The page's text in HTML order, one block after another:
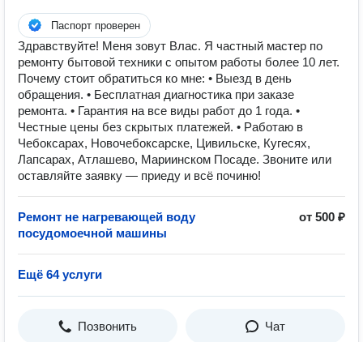
Паспорт проверен
Здравствуйте! Меня зовут Влас. Я частный мастер по
ремонту бытовой техники с опытом работы более 10 лет.
Почему стоит обратиться ко мне: • Выезд в день
обращения. • Бесплатная диагностика при заказе
ремонта. • Гарантия на все виды работ до 1 года. •
Честные цены без скрытых платежей. • Работаю в
Чебоксарах, Новочебоксарске, Цивильске, Кугесях,
Лапсарах, Атлашево, Мариинском Посаде. Звоните или
оставляйте заявку — приеду и всё починю!
Ремонт не нагревающей воду
посудомоечной машины
от 500 ₽
Ещё 64 услуги
Позвонить Чат